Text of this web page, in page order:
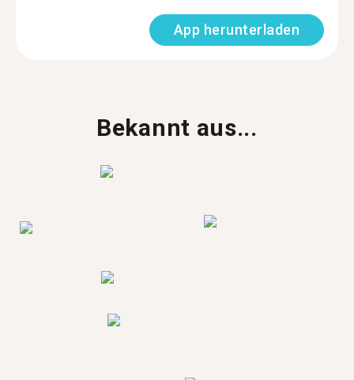
App herunterladen
Bekannt aus...